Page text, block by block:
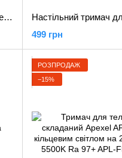
Тримач для телефона з кільцевим світлом 16 см (набір для знімання флетлів)
499 грн
РОЗПРОДАЖ
−15%